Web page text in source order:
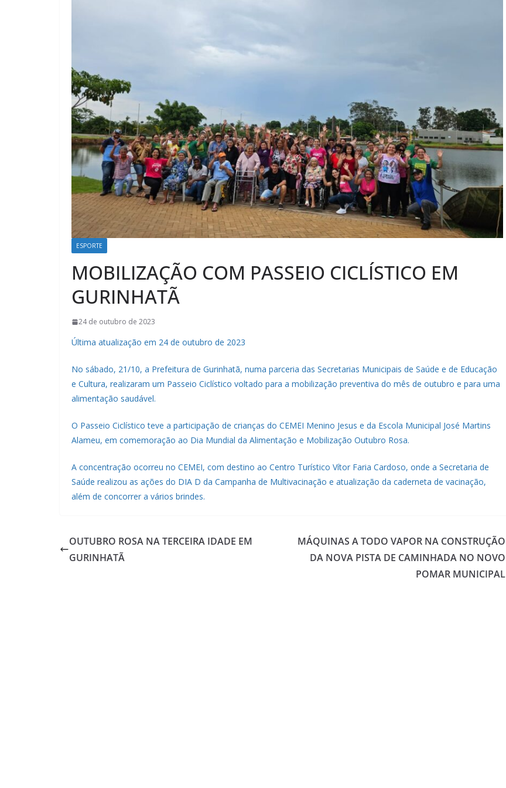
ESPORTE
MOBILIZAÇÃO COM PASSEIO CICLÍSTICO EM
GURINHATÃ
24 de outubro de 2023
Última atualização em 24 de outubro de 2023
No sábado, 21/10, a Prefeitura de Gurinhatã, numa parceria das Secretarias Municipais de Saúde e de Educação
e Cultura, realizaram um Passeio Ciclístico voltado para a mobilização preventiva do mês de outubro e para uma
alimentação saudável.
O Passeio Ciclístico teve a participação de crianças do CEMEI Menino Jesus e da Escola Municipal José Martins
Alameu, em comemoração ao Dia Mundial da Alimentação e Mobilização Outubro Rosa.
A concentração ocorreu no CEMEI, com destino ao Centro Turístico Vítor Faria Cardoso, onde a Secretaria de
Saúde realizou as ações do DIA D da Campanha de Multivacinação e atualização da caderneta de vacinação,
além de concorrer a vários brindes.
OUTUBRO ROSA NA TERCEIRA IDADE EM
GURINHATÃ
MÁQUINAS A TODO VAPOR NA CONSTRUÇÃO
DA NOVA PISTA DE CAMINHADA NO NOVO
POMAR MUNICIPAL